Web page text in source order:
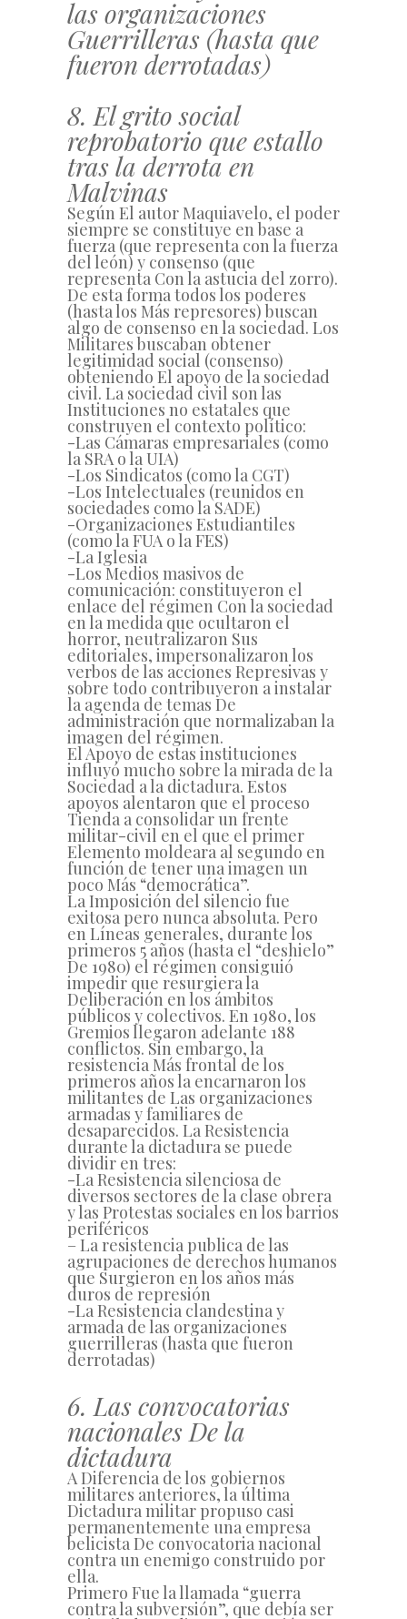
las organizaciones
Guerrilleras (hasta que
fueron derrotadas)
8. El grito social
reprobatorio que estallo
tras la derrota en
Malvinas
Según El autor Maquiavelo, el poder
siempre se constituye en base a
fuerza (que representa con la fuerza
del león) y consenso (que
representa Con la astucia del zorro).
De esta forma todos los poderes
(hasta los Más represores) buscan
algo de consenso en la sociedad. Los
Militares buscaban obtener
legitimidad social (consenso)
obteniendo El apoyo de la sociedad
civil. La sociedad civil son las
Instituciones no estatales que
construyen el contexto político:
-Las Cámaras empresariales (como
la SRA o la UIA)
-Los Sindicatos (como la CGT)
-Los Intelectuales (reunidos en
sociedades como la SADE)
-Organizaciones Estudiantiles
(como la FUA o la FES)
-La Iglesia
-Los Medios masivos de
comunicación: constituyeron el
enlace del régimen Con la sociedad
en la medida que ocultaron el
horror, neutralizaron Sus
editoriales, impersonalizaron los
verbos de las acciones Represivas y
sobre todo contribuyeron a instalar
la agenda de temas De
administración que normalizaban la
imagen del régimen.
El Apoyo de estas instituciones
influyó mucho sobre la mirada de la
Sociedad a la dictadura. Estos
apoyos alentaron que el proceso
Tienda a consolidar un frente
militar-civil en el que el primer
Elemento moldeara al segundo en
función de tener una imagen un
poco Más “democrática”.
La Imposición del silencio fue
exitosa pero nunca absoluta. Pero
en Líneas generales, durante los
primeros 5 años (hasta el “deshielo”
De 1980) el régimen consiguió
impedir que resurgiera la
Deliberación en los ámbitos
públicos y colectivos. En 1980, los
Gremios llegaron adelante 188
conflictos. Sin embargo, la
resistencia Más frontal de los
primeros años la encarnaron los
militantes de Las organizaciones
armadas y familiares de
desaparecidos. La Resistencia
durante la dictadura se puede
dividir en tres:
-La Resistencia silenciosa de
diversos sectores de la clase obrera
y las Protestas sociales en los barrios
periféricos
– La resistencia publica de las
agrupaciones de derechos humanos
que Surgieron en los años más
duros de represión
-La Resistencia clandestina y
armada de las organizaciones
guerrilleras (hasta que fueron
derrotadas)
6. Las convocatorias
nacionales De la
dictadura
A Diferencia de los gobiernos
militares anteriores, la última
Dictadura militar propuso casi
permanentemente una empresa
belicista De convocatoria nacional
contra un enemigo construido por
ella.
Primero Fue la llamada “guerra
contra la subversión”, que debía ser